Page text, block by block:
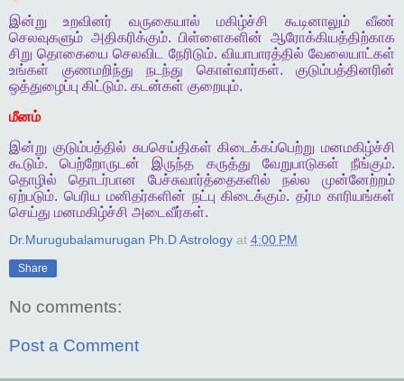
இன்று
உறவினர் வருகையால் மகிழ்ச்சி கூடினாலும்
வீண்
செலவுகளும் அதிகரிக்கும்.பிள்ளைகளின் ஆரோக்கியத்திற்காக
சிறு தொகையை செலவிட நேரிடும். வியாபாரத்தில் வேலையாட்கள்
உங்கள்
குணமறிந்து நடந்து கொள்வார்கள். குடும்பத்தினரின்
ஒத்துழைப்பு கிட்டும். கடன்கள் குறையும்.
மீனம்
இன்று குடும்பத்தில் சுபசெய்திகள் கிடைக்கப்பெற்று மனமகிழ்ச்சி
கூடும்.பெற்றோருடன் இருந்த கருத்து வேறுபாடுகள் நீங்கும்.
தொழில்
தொடர்பான பேச்சுவார்த்தைகளில் நல்ல
முன்னேற்றம்
ஏற்படும். பெரிய மனிதர்களின் நட்பு கிடைக்கும்.தர்ம காரியங்கள்
செய்து மனமகிழ்ச்சி அடைவீர்கள்.
Dr.Murugubalamurugan Ph.D Astrology at 4:00 PM
Share
No comments:
Post a Comment